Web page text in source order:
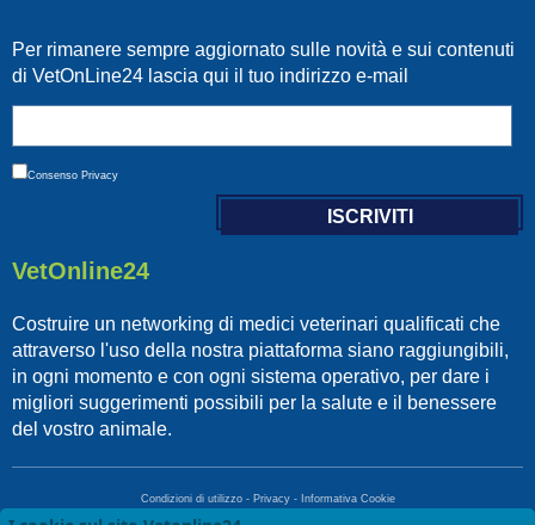
Per rimanere sempre aggiornato sulle novità e sui contenuti
di VetOnLine24 lascia qui il tuo indirizzo e-mail
Consenso Privacy
VetOnline24
Costruire un networking di medici veterinari qualificati che
attraverso l'uso della nostra piattaforma siano raggiungibili,
in ogni momento e con ogni sistema operativo, per dare i
migliori suggerimenti possibili per la salute e il benessere
del vostro animale.
Condizioni di utilizzo- Privacy- Informativa Cookie